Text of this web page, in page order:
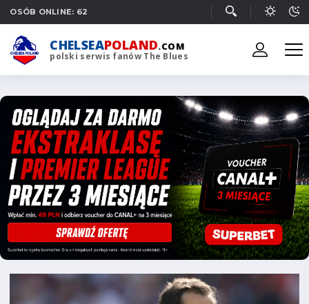
OSÓB ONLINE: 62
CHELSEAPOLAND.COM
polski serwis fanów The Blues